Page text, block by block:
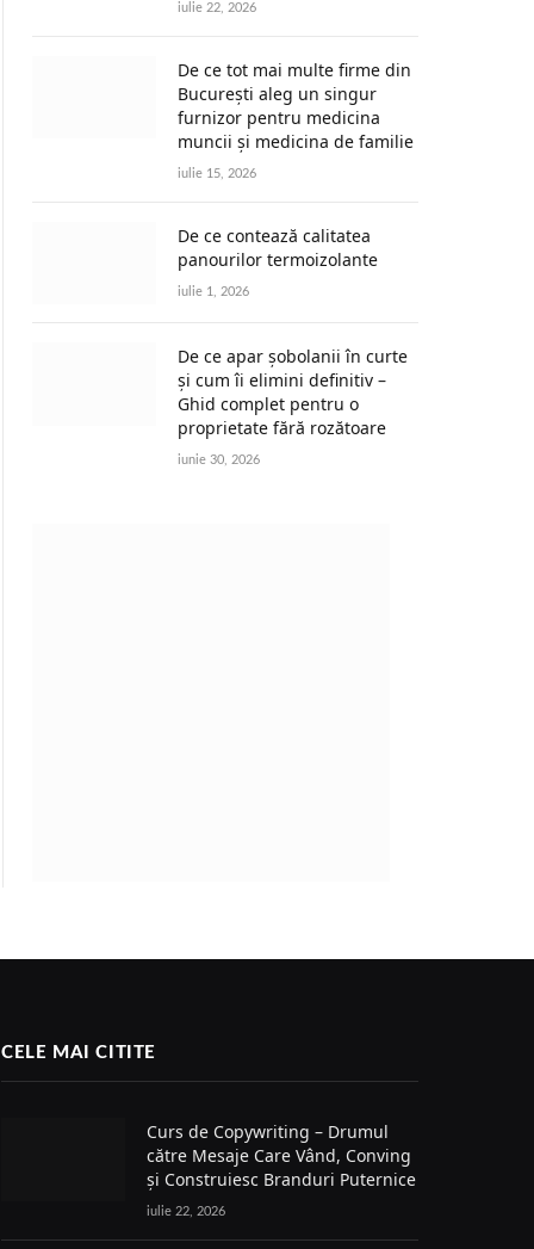
iulie 22, 2026
De ce tot mai multe firme din
București aleg un singur
furnizor pentru medicina
muncii și medicina de familie
iulie 15, 2026
De ce contează calitatea
panourilor termoizolante
iulie 1, 2026
De ce apar șobolanii în curte
și cum îi elimini definitiv –
Ghid complet pentru o
proprietate fără rozătoare
iunie 30, 2026
CELE MAI CITITE
Curs de Copywriting – Drumul
către Mesaje Care Vând, Conving
și Construiesc Branduri Puternice
iulie 22, 2026